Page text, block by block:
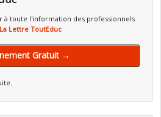
à toute l'information des professionnels
La Lettre ToutEduc
Gratuit →